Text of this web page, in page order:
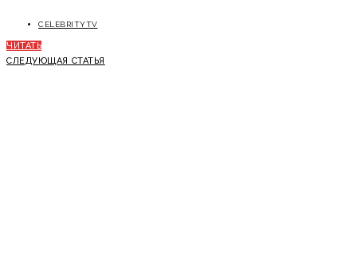
CELEBRITYTV
ЧИТАТЬ
СЛЕДУЮЩАЯ СТАТЬЯ